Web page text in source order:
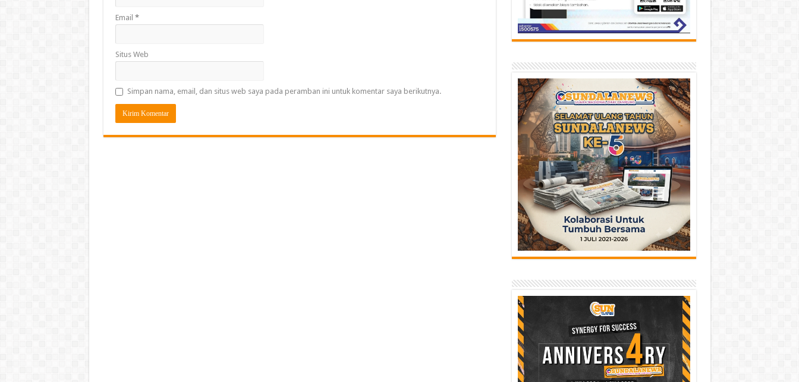
Email *
Situs Web
Simpan nama, email, dan situs web saya pada peramban ini untuk komentar saya berikutnya.